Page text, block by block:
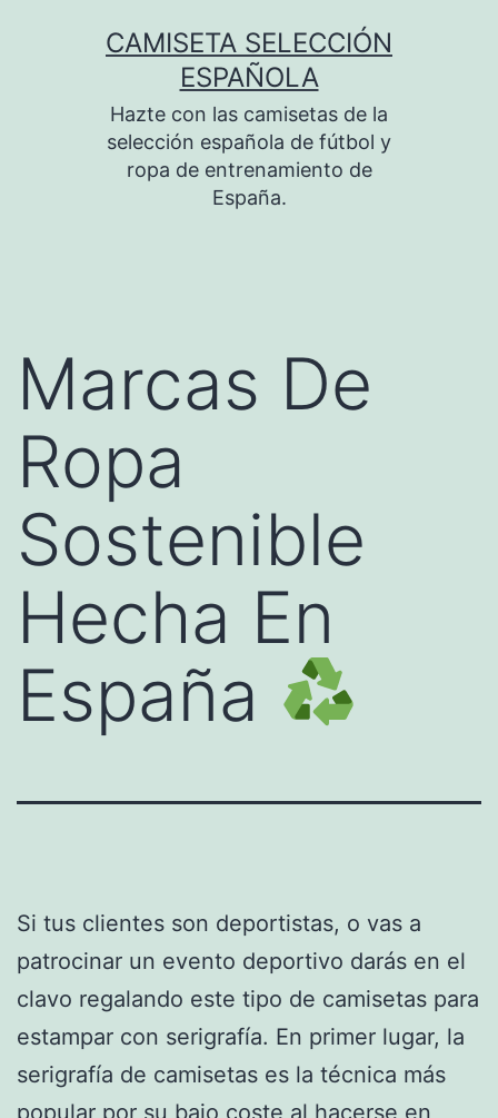
CAMISETA SELECCIÓN
ESPAÑOLA
Hazte con las camisetas de la
selección española de fútbol y
ropa de entrenamiento de
España.
Marcas De
Ropa
Sostenible
Hecha En
España
Si tus clientes son deportistas, o vas a
patrocinar un evento deportivo darás en el
clavo regalando este tipo de camisetas para
estampar con serigrafía. En primer lugar, la
serigrafía de camisetas es la técnica más
popular por su bajo coste al hacerse en